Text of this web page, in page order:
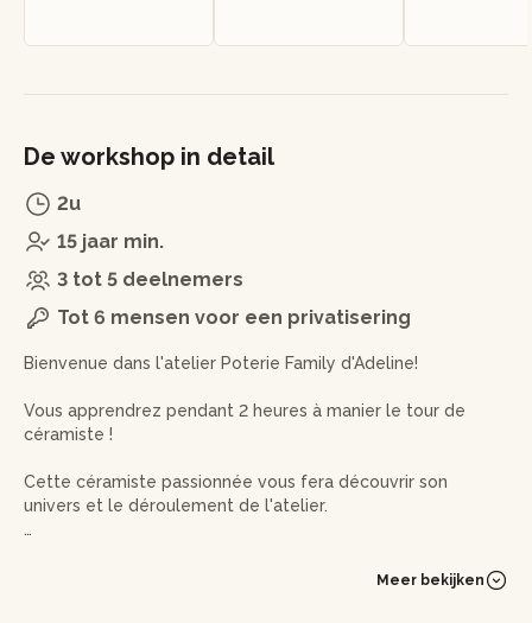
De workshop in detail
2u
15 jaar min.
3 tot 5 deelnemers
Tot 6 mensen voor een privatisering
Bienvenue dans l'atelier Poterie Family d'Adeline!
Vous apprendrez pendant 2 heures à manier le tour de
céramiste !
Cette céramiste passionnée vous fera découvrir son
univers et le déroulement de l'atelier.
le pétrissage de la terre. Après l'avoir pesée, vousMeer bekijken